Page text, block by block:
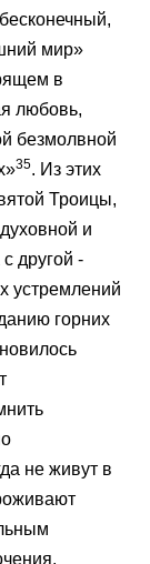
мир»
в
любовь,
безмолвной
35. Из этих
Троицы,
и
другой -
устремлений
горних
не живут в